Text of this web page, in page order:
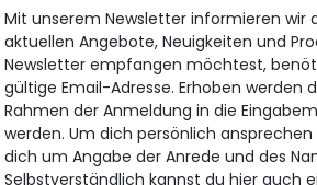
Mit unserem Newsletter informieren wir
aktuellen Angebote, Neuigkeiten und
Newsletter empfangen möchtest,
gültige Email-Adresse. Erhoben werden
Rahmen der Anmeldung in die
werden. Um dich persönlich
dich um Angabe der Anrede und des
Selbstverständlich kannst du hier auch